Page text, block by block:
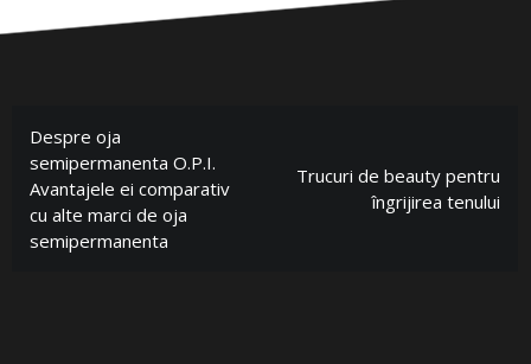
Despre oja
semipermanenta O.P.I.
Avantajele ei comparativ
cu alte marci de oja
semipermanenta
Trucuri de beauty pentru
îngrijirea tenului